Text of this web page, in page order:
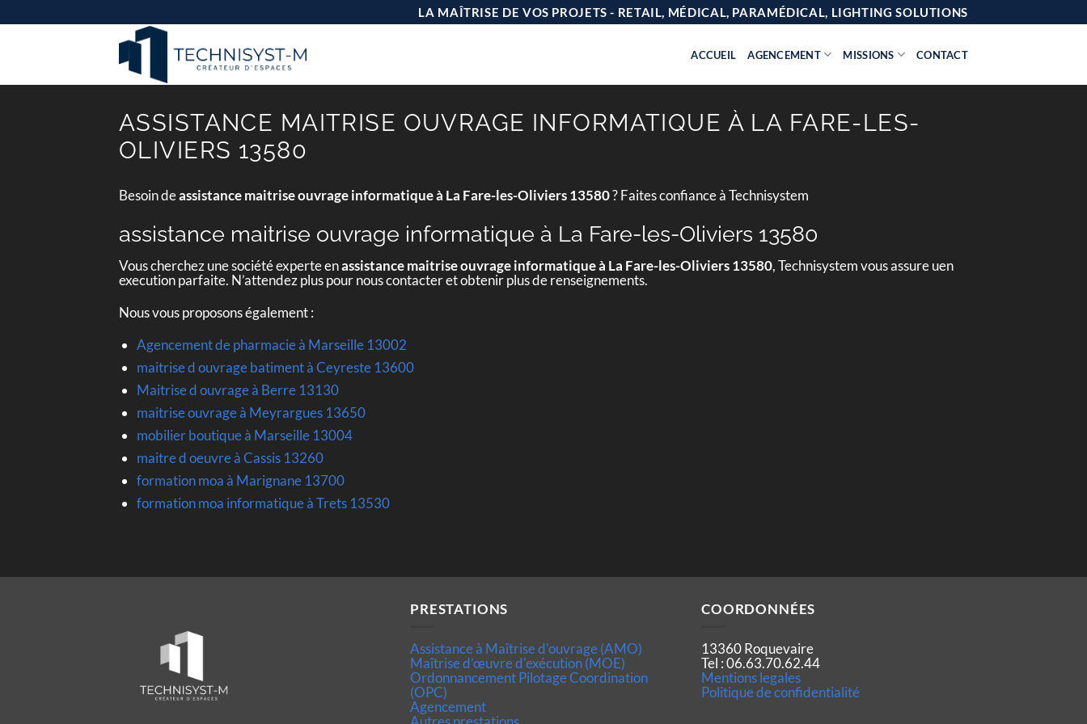
au
LA MAÎTRISE DE VOS PROJETS - RETAIL, MÉDICAL, PARAMÉDICAL, LIGHTING SOLUTIONS
ACCUEIL AGENCEMENT MISSIONS CONTACT
ASSISTANCE MAITRISE OUVRAGE INFORMATIQUE À LA FARE-LES-
OLIVIERS 13580
Besoin deassistance maitrise ouvrage informatique à La Fare-les-Oliviers 13580? Faites confiance à Technisystem
assistance maitrise ouvrage informatique à La Fare-les-Oliviers 13580
Vous cherchez une société experte enassistance maitrise ouvrage informatique à La Fare-les-Oliviers 13580, Technisystem vous assure uen
execution parfaite. N’attendez plus pour nous contacter et obtenir plus de renseignements.
Nous vous proposons également :
Agencement de pharmacie à Marseille 13002
maitrise d ouvrage batiment à Ceyreste 13600
Maitrise d ouvrage à Berre 13130
maitrise ouvrage à Meyrargues 13650
mobilier boutique à Marseille 13004
maitre d oeuvre à Cassis 13260
formation moa à Marignane 13700
formation moa informatique à Trets 13530
PRESTATIONS
Assistance à Maîtrise d'ouvrage (AMO)
Maîtrise d’œuvre d'exécution (MOE)
Ordonnancement Pilotage Coordination
(OPC)
Agencement
COORDONNÉES
13360 Roquevaire
Tel : 06.63.70.62.44
Mentions legales
Politique de confidentialité